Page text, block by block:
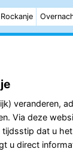
Rockanje
veranderen,
Via deze
dat u
u direct